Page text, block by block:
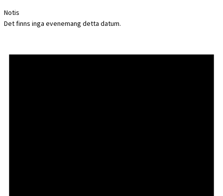
Notis
Det finns inga evenemang detta datum.